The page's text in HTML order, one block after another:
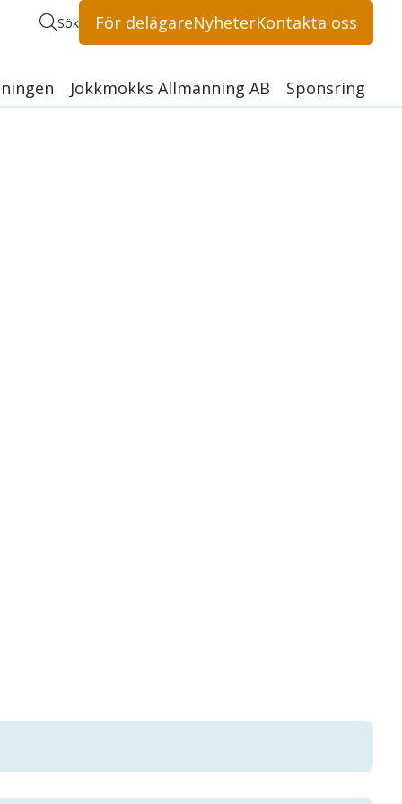
Sök För delägareNyheterKontakta oss
Jokkmokks Allmänning AB Sponsring